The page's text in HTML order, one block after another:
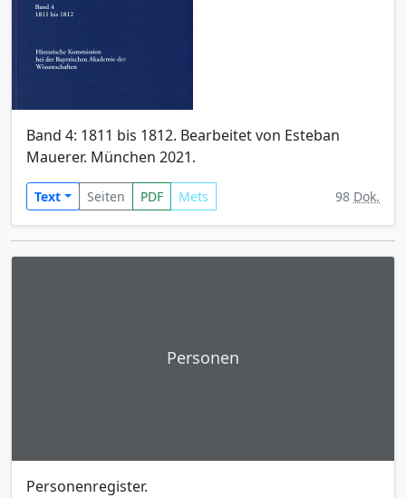
Band 4: 1811 bis 1812. Bearbeitet von Esteban
Mauerer. München 2021.
Text Seiten PDF Mets 98 Dok.
Personen
Personenregister.